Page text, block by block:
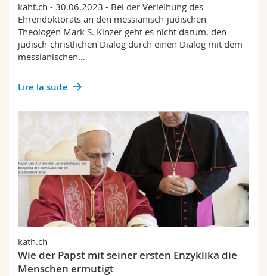
kaht.ch - 30.06.2023 - Bei der Verleihung des
Ehrendoktorats an den messianisch-jüdischen
Theologen Mark S. Kinzer geht es nicht darum, den
jüdisch-christlichen Dialog durch einen Dialog mit dem
messianischen…
Lire la suite
kath.ch
Wie der Papst mit seiner ersten Enzyklika die
Menschen ermutigt